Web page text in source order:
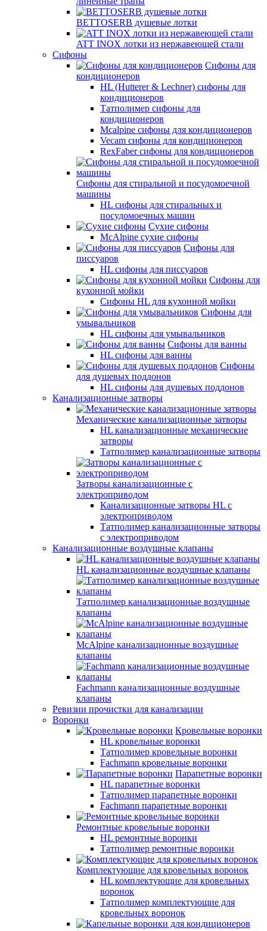
BETTOSERB душевые лотки
ATT INOX лотки из нержавеющей стали
Сифоны
Сифоны для
кондиционеров
HL (Hutterer & Lechner) сифоны для
кондиционеров
Татполимер сифоны для
кондиционеров
Mcalpine сифоны для кондиционеров
Vecam сифоны для кондиционеров
RexFaber сифоны для кондиционеров
Сифоны для стиральной и посудомоечной
машины
HL сифоны для стиральных и
посудомоечных машин
Сухие сифоны
McAlpine сухие сифоны
Сифоны для
писсуаров
HL сифоны для писсуаров
Сифоны для
кухонной мойки
Сифоны HL для кухонной мойки
Сифоны для
умывальников
HL сифоны для умывальников
Сифоны для ванны
HL сифоны для ванны
Сифоны
для душевых поддонов
HL сифоны для душевых поддонов
Канализационные затворы
Механические канализационные затворы
HL канализационные механические
затворы
Татполимер канализационные затворы
Затворы канализационные с
электроприводом
Канализационные затворы HL с
электроприводом
Татполимер канализационные затворы
с электроприводом
Канализационные воздушные клапаны
HL канализационные воздушные клапаны
Татполимер канализационные воздушные
клапаны
McAlpine канализационные воздушные
клапаны
Fachmann канализационные воздушные
клапаны
Ревизии прочистки для канализации
Воронки
Кровельные воронки
HL кровельные воронки
Татполимер кровельные воронки
Fachmann кровельные воронки
Парапетные воронки
HL парапетные воронки
Татполимер парапетные воронки
Fachmann парапетные воронки
Ремонтные кровельные воронки
HL ремонтные воронки
Татполимер ремонтные воронки
Комплектующие для кровельных воронок
HL комплектующие для кровельных
воронок
Татполимер комплектующие для
кровельных воронок